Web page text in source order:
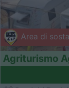
Area di
Agriturismo